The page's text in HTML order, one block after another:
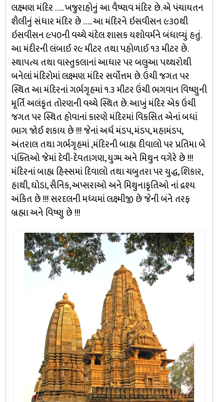
લક્ષ્મણ મંદિર ….. ખજુરાહોનું આ વૈષ્ણવ મંદિર છે. એ પંચાયતન
શૈલીનું સંધાર મંદિર છે ….. આ મંદિરને ઇસવીસન ૯૩૦થી
ઇસવીસન ૯૫૦ની વચ્ચે ચંદેલ શાસક યશોવર્મને બંધાવ્યું હતું.
આ મંદીરની લંબાઈ ૨૯ મીટર તથા પહોળાઈ ૧૩ મીટર છે.
સ્થાપત્ય તથા વાસ્તુકલાનાં આધાર પર બલુઆ પથ્થરોથી
બનેલાં મંદિરોમાં લક્ષ્મણ મંદિર સર્વોત્તમ છે. ઉંચી જગત પર
સ્થિત આ મંદિરનાં ગર્ભગૃહમાં ૧.૩ મીટર ઉંચી ભગવાન વિષ્ણુની
મૂર્તિ અલંકૃત તોરણની વચ્ચે સ્થિત છે. આખું મંદિર એક ઉંચી
જગત પર સ્થિત હોવાનાં કારણે મંદિરમાં વિકસિત એનાં બધાં
ભાગ જોઈ શકાય છે !!! જેનાં અર્ધ મંડપ, મંડપ, મહામંડપ,
અંતરાલ તથા ગર્ભગૃહમાં ,મંદિરની બાહ્ય દીવાલો પર પ્રતિમા બે
પંક્તિઓ જેમાં દેવી-દેવતાગણ, યુગ્મ અને મિથુન વગેરે છે !!!
મંદિરનાં બાહ્ય હિસ્સમાં દિવાલો તથા ચબુતરા પર યુદ્ધ, શિકાર,
હાથી, ઘોડા, સૈનિક, અપ્સરાઓ અને મિથુનાકૃતિઓ નાં દ્રશ્ય
અંકિત છે !!! સરદલની મધ્યમાં લક્ષ્મીજી છે જેની બંને તરફ
બ્રહ્મા અને વિષ્ણુ છે !!!